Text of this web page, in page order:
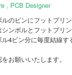
, PCB Designer
ルのピンにフットプリ
ンボルとフットプリ
ル4ピン分に毎度結線す
お願いいたします。